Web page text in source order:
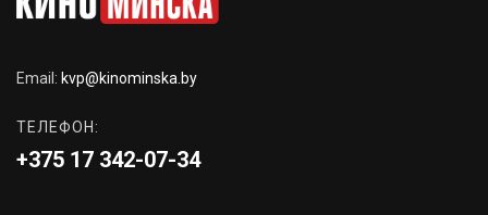
Email: kvp@kinominska.by
ТЕЛЕФОН:
+375 17 342-07-34